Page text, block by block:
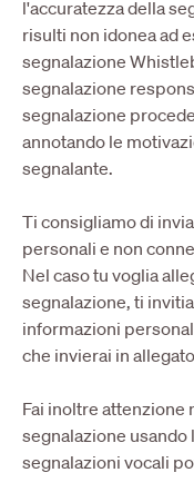
l'accuratezza della
risulti non idonea ad
segnalazione
segnalazione
segnalazione
annotando le
segnalante.
Ti consigliamo di
personali e non
Nel caso tu voglia
segnalazione, ti
informazioni
che invierai in
Fai inoltre attenzione
segnalazione usando
segnalazioni vocali